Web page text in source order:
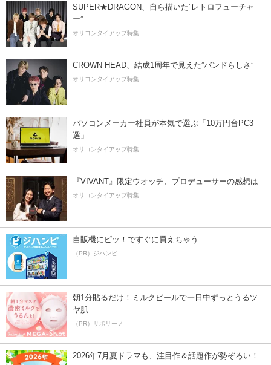
SUPER★DRAGON、自ら描いた”レトロフューチャ
ー”
オリコンタイアップ特集
CROWN HEAD、結成1周年で見えた”バンドらしさ”
オリコンタイアップ特集
パソコンメーカー社員が本気で選ぶ「10万円台PC3
選」
オリコンタイアップ特集
『VIVANT』限定ウオッチ、プロデューサーの感想は
オリコンタイアップ特集
自販機にピッ！ですぐに買えちゃう
（PR）ジハンピ
朝1分貼るだけ！ミルクピールで一日中ずっとうるツ
ヤ肌
（PR）サボリーノ
2026年7月夏ドラマも、注目作＆話題作が勢ぞろい！